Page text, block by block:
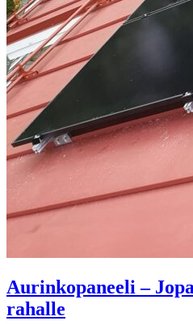
Aurinkopaneeli –
rahalle